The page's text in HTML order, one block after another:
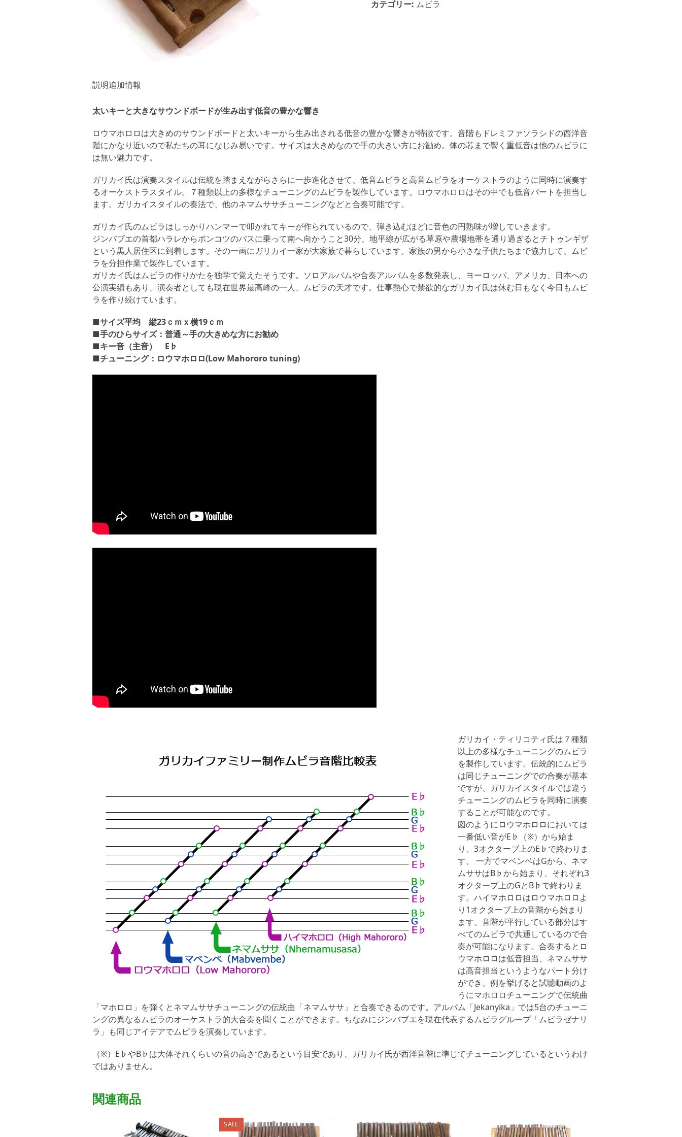
イ
マ
ホ
ロ
ム
ビ
ラ
カテゴリー: ムビラ
説明追加情報
太いキーと大きなサウンドボードが生み出す低音の豊かな響き
ロウマホロロは大きめのサウンドボードと太いキーから生み出される低音の豊かな響きが特徴です。音階もドレミファソラシドの西洋音
階にかなり近いので私たちの耳になじみ易いです。サイズは大きめなので手の大きい方にお勧め。体の芯まで響く重低音は他のムビラに
は無い魅力です。
ガリカイ氏は演奏スタイルは伝統を踏まえながらさらに一歩進化させて、低音ムビラと高音ムビラをオーケストラのように同時に演奏す
るオーケストラスタイル。７種類以上の多様なチューニングのムビラを製作しています。ロウマホロロはその中でも低音パートを担当し
ます。ガリカイスタイルの奏法で、他のネマムササチューニングなどと合奏可能です。
ガリカイ氏のムビラはしっかりハンマーで叩かれてキーが作られているので、弾き込むほどに音色の円熟味が増していきます。
ジンバブエの首都ハラレからポンコツのバスに乗って南へ向かうこと30分、地平線が広がる草原や農場地帯を通り過ぎるとチトゥンギザ
という黒人居住区に到着します。その一画にガリカイ一家が大家族で暮らしています。家族の男から小さな子供たちまで協力して、ムビ
ラを分担作業で製作しています。
ガリカイ氏はムビラの作りかたを独学で覚えたそうです。ソロアルバムや合奏アルバムを多数発表し、ヨーロッパ、アメリカ、日本への
公演実績もあり、演奏者としても現在世界最高峰の一人、ムビラの天才です。仕事熱心で禁欲的なガリカイ氏は休む日もなく今日もムビ
ラを作り続けています。
■サイズ平均 縦23ｃｍｘ横19ｃｍ
■手のひらサイズ：普通～手の大きめな方にお勧め
■キー音（主音） E♭
■チューニング：ロウマホロロ(Low Mahororo tuning)
ガリカイ・ティリコティ氏は７種類
以上の多様なチューニングのムビラ
を製作しています。伝統的にムビラ
は同じチューニングでの合奏が基本
ですが、ガリカイスタイルでは違う
チューニングのムビラを同時に演奏
することが可能なのです。
図のようにロウマホロロにおいては
一番低い音がE♭（※）から始ま
り、3オクターブ上のE♭で終わりま
す。 一方でマベンベはGから、ネマ
ムササはB♭から始まり、それぞれ3
オクターブ上のGとB♭で終わりま
す。ハイマホロロはロウマホロロよ
り1オクターブ上の音階から始まり
ます。音階が平行している部分はす
べてのムビラで共通しているので合
奏が可能になります。合奏するとロ
ウマホロロは低音担当、ネマムササ
は高音担当というようなパート分け
ができ、例を挙げると試聴動画のよ
うにマホロロチューニングで伝統曲
「マホロロ」を弾くとネマムササチューニングの伝統曲「ネマムササ」と合奏できるのです。アルバム「Jekanyika」では5台のチューニ
ングの異なるムビラのオーケストラ的大合奏を聞くことができます。ちなみにジンバブエを現在代表するムビラグループ「ムビラゼナリ
ラ」も同じアイデアでムビラを演奏しています。
（※）E♭やB♭は大体それくらいの音の高さであるという目安であり、ガリカイ氏が西洋音階に準じてチューニングしているというわけ
ではありません。
関連商品
SALE